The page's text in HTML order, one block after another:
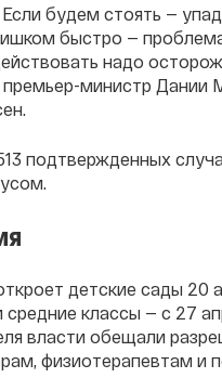
Если будем стоять —
быстро —
надо
министр Дании
подтвержденных
детские сады 20
классы — с 27
власти обещали
физиотерапевтам и